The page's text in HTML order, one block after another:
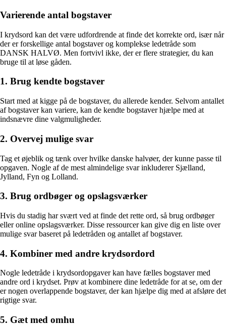
Varierende antal bogstaver
I krydsord kan det være udfordrende at finde det korrekte ord, især når
der er forskellige antal bogstaver og komplekse ledetråde som
DANSK HALVØ. Men fortvivl ikke, der er flere strategier, du kan
bruge til at løse gåden.
1. Brug kendte bogstaver
Start med at kigge på de bogstaver, du allerede kender. Selvom antallet
af bogstaver kan variere, kan de kendte bogstaver hjælpe med at
indsnævre dine valgmuligheder.
2. Overvej mulige svar
Tag et øjeblik og tænk over hvilke danske halvøer, der kunne passe til
opgaven. Nogle af de mest almindelige svar inkluderer Sjælland,
Jylland, Fyn og Lolland.
3. Brug ordbøger og opslagsværker
Hvis du stadig har svært ved at finde det rette ord, så brug ordbøger
eller online opslagsværker. Disse ressourcer kan give dig en liste over
mulige svar baseret på ledetråden og antallet af bogstaver.
4. Kombiner med andre krydsordord
Nogle ledetråde i krydsordopgaver kan have fælles bogstaver med
andre ord i krydset. Prøv at kombinere dine ledetråde for at se, om der
er nogen overlappende bogstaver, der kan hjælpe dig med at afsløre det
rigtige svar.
5. Gæt med omhu